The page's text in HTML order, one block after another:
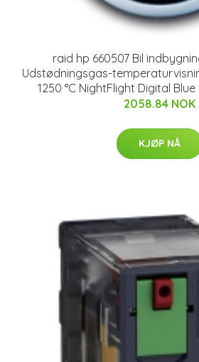
raid hp 660507 Bil
Udstødningsgas-
1250 °C NightFlight Digital
2058.84 NOK
KJØP NÅ